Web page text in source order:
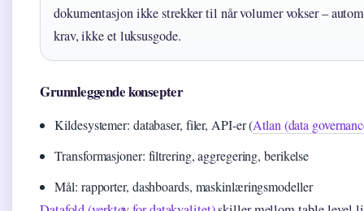
dokumentasjon ikke strekker til når volumer vokser –
krav, ikke et luksusgode.
Grunnleggende konsepter
Kildesystemer: databaser, filer, API-er (Atlan (data
Transformasjoner: filtrering, aggregering, berikelse
Mål: rapporter, dashboards, maskinlæringsmodeller